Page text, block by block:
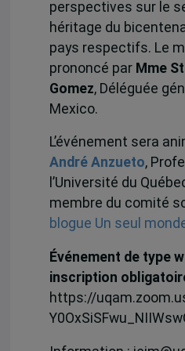
perspectives sur le
héritage du
pays respectifs. Le
prononcé par Mme
Gomez, Déléguée
Mexico.
L’événement sera
André Anzueto,
l’Université du
membre du comité
blogue Un seul
Événement de type
inscription
https://